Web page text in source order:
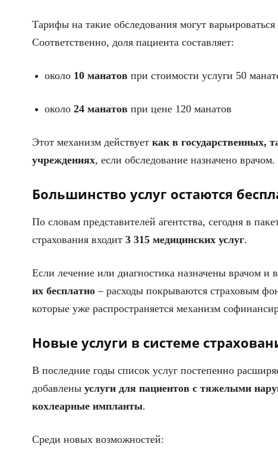
Тарифы на такие обследования могут
Соответственно, доля пациента составляет:
около 10 манатов при стоимости услуги 50
около 24 манатов при цене 120 манатов
Этот механизм действует как в государственных,
учреждениях, если обследование назначено врачом.
Большинство услуг остаются
По словам представителей агентства, сегодня в
страхования входит 3 315 медицинских услуг.
Если лечение или диагностика назначены врачом и
их бесплатно – расходы покрываются страховым
которые уже распространяется механизм
Новые услуги в системе
В последние годы список услуг постепенно
добавлены услуги для пациентов с тяжелыми
кохлеарные импланты.
Среди новых возможностей: